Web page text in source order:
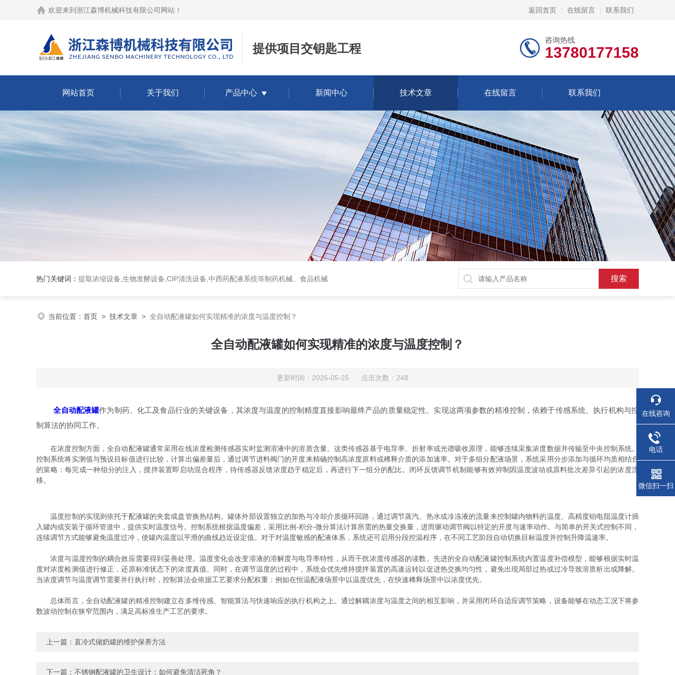
欢迎来到 浙江森博机械科技有限公司网站 ！ 返回首页 在线留言 联系我们
提供项目交钥匙工程
咨询热线
13780177158
网站首页 关于我们 产品中心 新闻中心 技术文章 在线留言 联系我们
热门关键词： 提取浓缩设备,生物发酵设备,CIP清洗设备,中西药配液系统等制药机械、食品机械
当前位置： 首页 > 技术文章 > 全自动配液罐如何实现精准的浓度与温度控制？
全自动配液罐如何实现精准的浓度与温度控制？
更新时间：2026-05-25 点击次数：248
全自动配液罐作为制药、化工及食品行业的关键设备，其浓度与温度的控制精度直接影响最终产品的质量稳定性。实现这两项参数的精准控制，依赖于传感系统、执行机构与控
制算法的协同工作。
在浓度控制方面，全自动配液罐通常采用在线浓度检测传感器实时监测溶液中的溶质含量。这类传感器基于电导率、折射率或光谱吸收原理，能够连续采集浓度数据并传输至中央控制系统。
控制系统将实测值与预设目标值进行比较，计算出偏差量后，通过调节进料阀门的开度来精确控制高浓度原料或稀释介质的添加速率。对于多组分配液场景，系统采用分步添加与循环均质相结合
的策略：每完成一种组分的注入，搅拌装置即启动混合程序，待传感器反馈浓度趋于稳定后，再进行下一组分的配比。闭环反馈调节机制能够有效抑制因温度波动或原料批次差异引起的浓度漂
移。
温度控制的实现则依托于配液罐的夹套或盘管换热结构。罐体外部设置独立的加热与冷却介质循环回路，通过调节蒸汽、热水或冷冻液的流量来控制罐内物料的温度。高精度铂电阻温度计插
入罐内或安装于循环管道中，提供实时温度信号。控制系统根据温度偏差，采用比例-积分-微分算法计算所需的热量交换量，进而驱动调节阀以特定的开度与速率动作。与简单的开关式控制不同，
连续调节方式能够避免温度过冲，使罐内温度以平滑的曲线趋近设定值。对于对温度敏感的配液体系，系统还可启用分段控温程序，在不同工艺阶段自动切换目标温度并控制升降温速率。
浓度与温度控制的耦合效应需要得到妥善处理。温度变化会改变溶液的溶解度与电导率特性，从而干扰浓度传感器的读数。先进的全自动配液罐控制系统内置温度补偿模型，能够根据实时温
度对浓度检测值进行修正，还原标准状态下的浓度真值。同时，在调节温度的过程中，系统会优先维持搅拌装置的高速运转以促进热交换均匀性，避免出现局部过热或过冷导致溶质析出或降解。
当浓度调节与温度调节需要并行执行时，控制算法会依据工艺要求分配权重：例如在恒温配液场景中以温度优先，在快速稀释场景中以浓度优先。
总体而言，全自动配液罐的精准控制建立在多维传感、智能算法与快速响应的执行机构之上。通过解耦浓度与温度之间的相互影响，并采用闭环自适应调节策略，设备能够在动态工况下将参
数波动控制在狭窄范围内，满足高标准生产工艺的要求。
上一篇： 直冷式储奶罐的维护保养方法
下一篇： 不锈钢配液罐的卫生设计：如何避免清洁死角？
在线咨询
电话
微信扫一扫